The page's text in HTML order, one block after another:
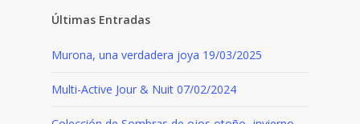
Últimas Entradas
Murona, una verdadera joya 19/03/2025
Multi-Active Jour & Nuit 07/02/2024